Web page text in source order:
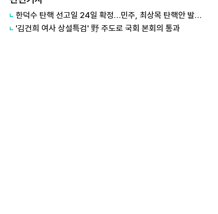
​​​​​​​한덕수 탄핵 선고일 24일 확정…민주, 최상목 탄핵안 발의 변수?
'김건희 여사 상설특검' 野 주도로 국회 본회의 통과